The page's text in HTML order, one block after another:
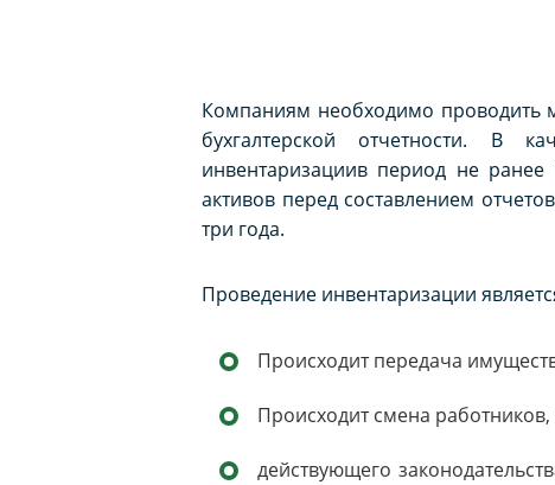
Компаниям необходимо проводить
бухгалтерской отчетности. В
инвентаризациив период не ранее
активов перед составлением
три года.
Проведение инвентаризации
Происходит передача
Происходит смена
действующего